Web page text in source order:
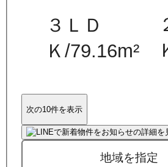
３ＬＤ
Ｋ/79.16m²
次の10件を表示
地域を指定